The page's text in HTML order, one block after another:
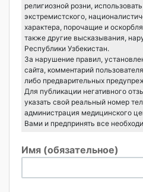
религиозной розни,
экстремистского,
характера, порочащие и
также другие высказывания,
Республики Узбекистан.
За нарушение правил,
сайта, комментарий
либо предварительных
Для публикации негативного
указать свой реальный номер
администрация медицинского
Вами и предпринять все
Имя (обязательное)